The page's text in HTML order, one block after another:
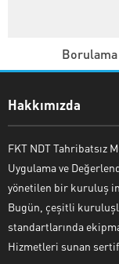
Borulama
Hakkımızda
FKT NDT Tahribatsız
Uygulama ve
yönetilen bir kuruluş
Bugün, çeşitli
standartlarında
Hizmetleri sunan